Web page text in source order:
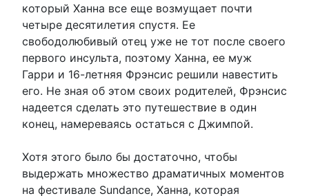
который Ханна все еще возмущает почти
четыре десятилетия спустя. Ее
свободолюбивый отец уже не тот после своего
первого инсульта, поэтому Ханна, ее муж
Гарри и 16-летняя Фрэнсис решили навестить
его. Не зная об этом своих родителей, Фрэнсис
надеется сделать это путешествие в один
конец, намереваясь остаться с Джимпой.
Хотя этого было бы достаточно, чтобы
выдержать множество драматичных моментов
на фестивале Sundance, Ханна, которая